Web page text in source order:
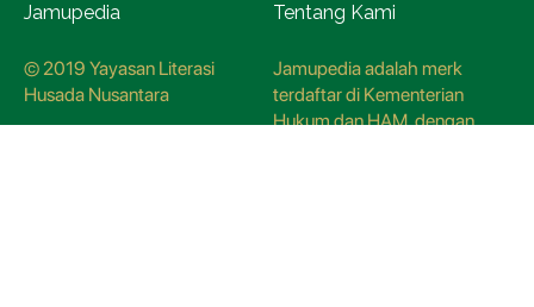
Jamupedia
© 2019 Yayasan Literasi
Husada Nusantara
Tentang Kami
Jamupedia adalah merk
terdaftar di Kementerian
Hukum dan HAM, dengan